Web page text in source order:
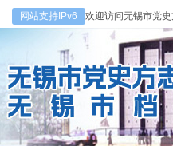
网站支持IPv6 欢迎访问无锡市党